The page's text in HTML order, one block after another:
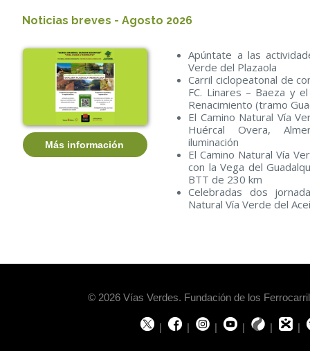
Noticias breves - Agosto 2026
Más información
Apúntate a las
Verde del Plazaola
Carril ciclopeatonal de
FC. Linares – Baeza y
Renacimiento (tramo
El Camino Natural Vía
Huércal Overa,
iluminación
El Camino Natural Vía
con la Vega del
BTT de 230 km
Celebradas dos
Natural Vía Verde del
© 2026 Vías Verdes. Fundación de los
| | | | | |